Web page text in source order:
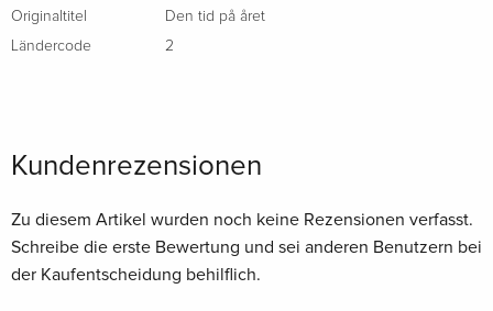
Originaltitel
Den tid på året
Ländercode
2
Kundenrezensionen
Zu diesem Artikel wurden noch keine Rezensionen verfasst.
Schreibe die erste Bewertung und sei anderen Benutzern bei
der Kaufentscheidung behilflich.